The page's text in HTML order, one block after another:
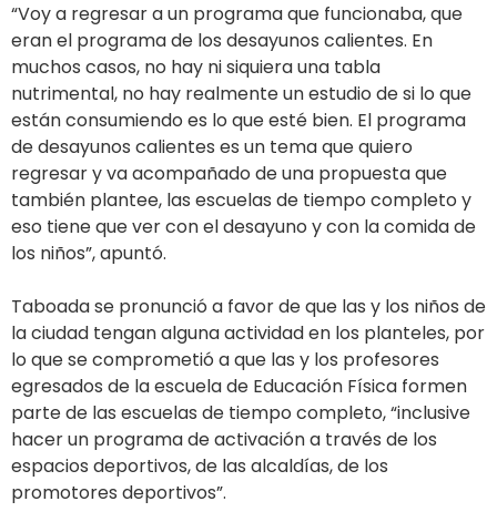
“Voy a regresar a un programa que funcionaba, que
eran el programa de los desayunos calientes. En
muchos casos, no hay ni siquiera una tabla
nutrimental, no hay realmente un estudio de si lo que
están consumiendo es lo que esté bien. El programa
de desayunos calientes es un tema que quiero
regresar y va acompañado de una propuesta que
también plantee, las escuelas de tiempo completo y
eso tiene que ver con el desayuno y con la comida de
los niños”, apuntó.
Taboada se pronunció a favor de que las y los niños de
la ciudad tengan alguna actividad en los planteles, por
lo que se comprometió a que las y los profesores
egresados de la escuela de Educación Física formen
parte de las escuelas de tiempo completo, “inclusive
hacer un programa de activación a través de los
espacios deportivos, de las alcaldías, de los
promotores deportivos”.